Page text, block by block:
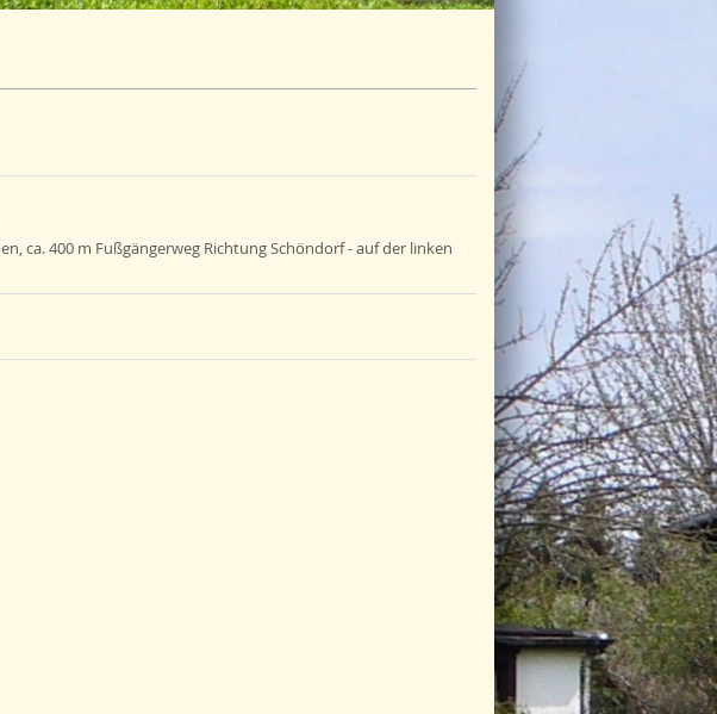
ca. 400 m Fußgängerweg Richtung Schöndorf - auf der linken